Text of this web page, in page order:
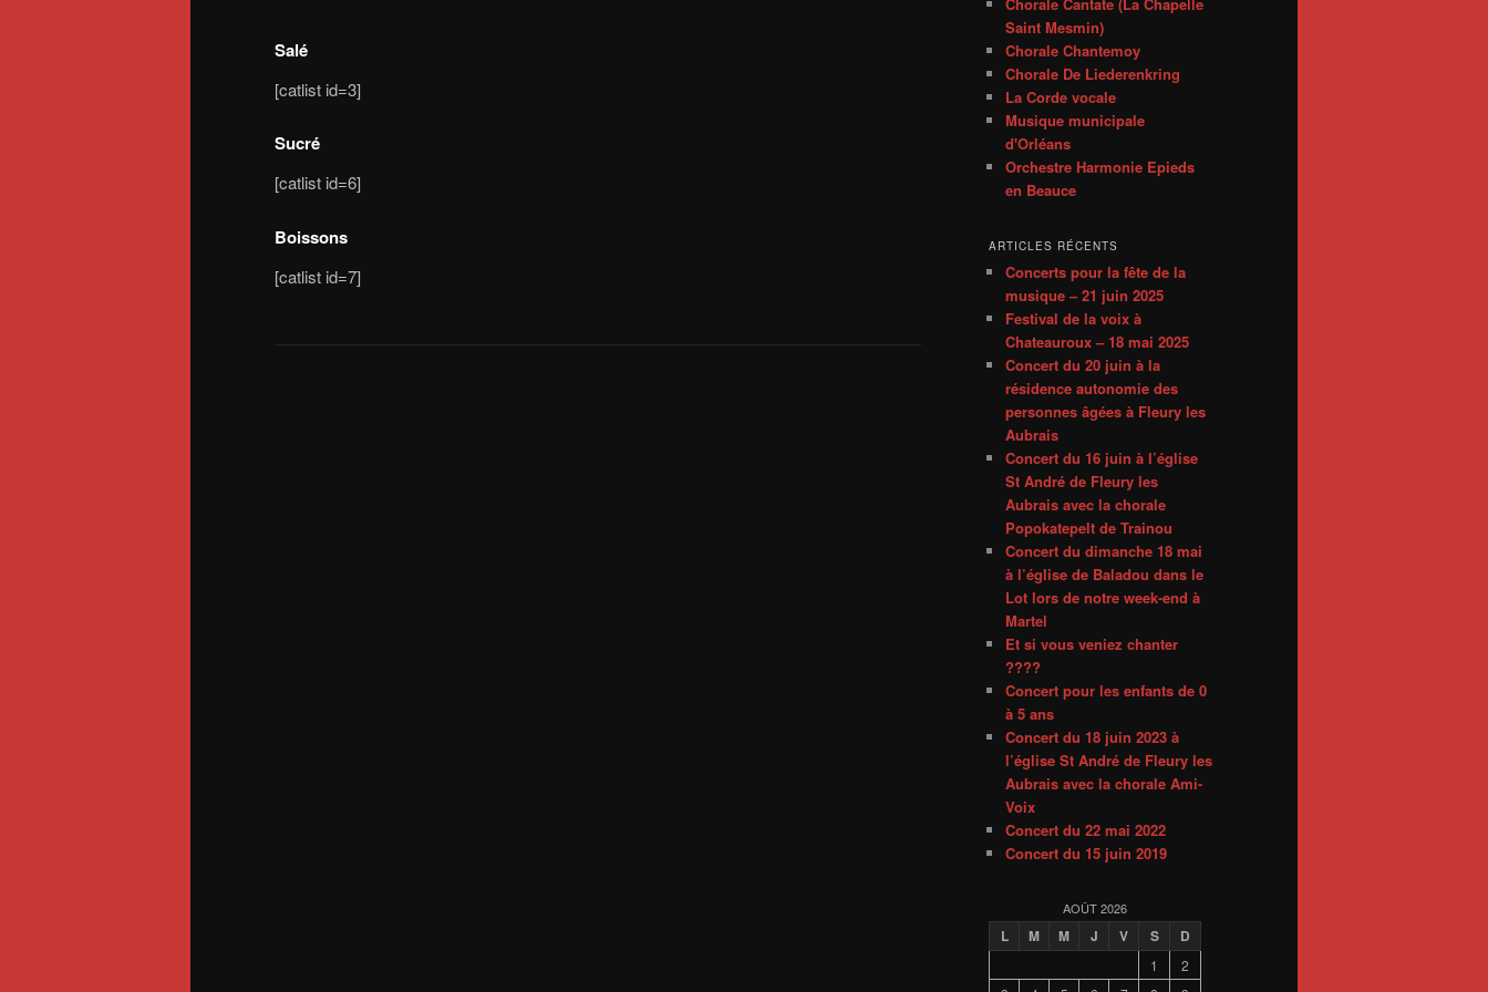
Salé
[catlist id=3]
Sucré
[catlist id=6]
Boissons
[catlist id=7]
Chorale Cantate (La Chapelle
Saint Mesmin)
Chorale Chantemoy
Chorale De Liederenkring
La Corde vocale
Musique municipale
d'Orléans
Orchestre Harmonie Epieds
en Beauce
ARTICLES RÉCENTS
Concerts pour la fête de la
musique – 21 juin 2025
Festival de la voix à
Chateauroux – 18 mai 2025
Concert du 20 juin à la
résidence autonomie des
personnes âgées à Fleury les
Aubrais
Concert du 16 juin à l’église
St André de Fleury les
Aubrais avec la chorale
Popokatepelt de Trainou
Concert du dimanche 18 mai
à l’église de Baladou dans le
Lot lors de notre week-end à
Martel
Et si vous veniez chanter
????
Concert pour les enfants de 0
à 5 ans
Concert du 18 juin 2023 à
l’église St André de Fleury les
Aubrais avec la chorale Ami-
Voix
Concert du 22 mai 2022
Concert du 15 juin 2019
AOÛT 2026
L M M J V S D
1
2